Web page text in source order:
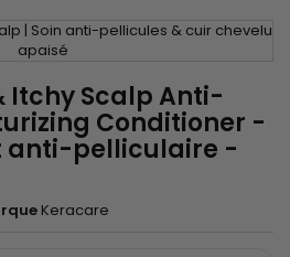
Itchy Scalp Anti-
Conditioner -
anti-pelliculaire -
Keracare